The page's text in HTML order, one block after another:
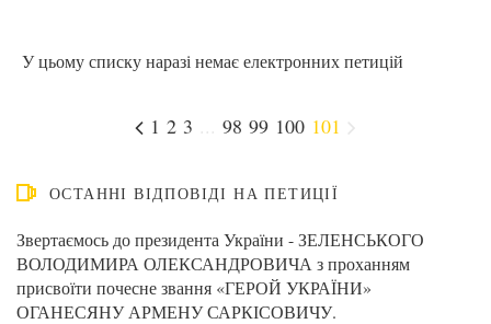
У цьому списку наразі немає електронних петицій
1 2 3 98 99 100 101
ОСТАННІ ВІДПОВІДІ НА ПЕТИЦІЇ
Звертаємось до президента України - ЗЕЛЕНСЬКОГО
ВОЛОДИМИРА ОЛЕКСАНДРОВИЧА з проханням
присвоїти почесне звання «ГЕРОЙ УКРАЇНИ»
ОГАНЕСЯНУ АРМЕНУ САРКІСОВИЧУ.